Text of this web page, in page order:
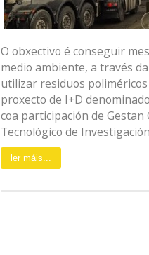
O obxectivo é conseguir
medio ambiente, a través
utilizar residuos
proxecto de I+D
coa participación de Gestan
Tecnológico de
ler máis...